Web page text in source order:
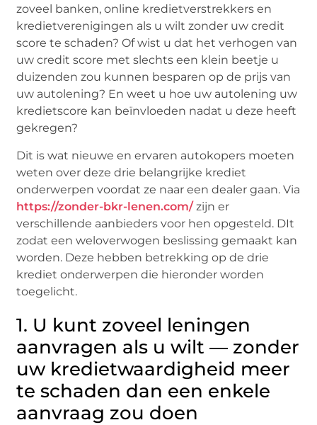
zoveel banken, online kredietverstrekkers en
kredietverenigingen als u wilt zonder uw credit
score te schaden? Of wist u dat het verhogen van
uw credit score met slechts een klein beetje u
duizenden zou kunnen besparen op de prijs van
uw autolening? En weet u hoe uw autolening uw
kredietscore kan beïnvloeden nadat u deze heeft
gekregen?
Dit is wat nieuwe en ervaren autokopers moeten
weten over deze drie belangrijke krediet
onderwerpen voordat ze naar een dealer gaan. Via
https://zonder-bkr-lenen.com/zijn er
verschillende aanbieders voor hen opgesteld. DIt
zodat een weloverwogen beslissing gemaakt kan
worden. Deze hebben betrekking op de drie
krediet onderwerpen die hieronder worden
toegelicht.
1. U kunt zoveel leningen
aanvragen als u wilt — zonder
uw kredietwaardigheid meer
te schaden dan een enkele
aanvraag zou doen